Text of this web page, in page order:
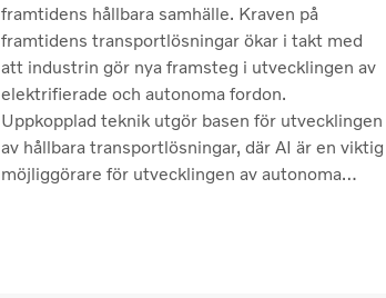
framtidens hållbara samhälle. Kraven på
framtidens transportlösningar ökar i takt med
att industrin gör nya framsteg i utvecklingen av
elektrifierade och autonoma fordon.
Uppkopplad teknik utgör basen för utvecklingen
av hållbara transportlösningar, där AI är en viktig
möjliggörare för utvecklingen av autonoma